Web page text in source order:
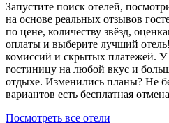
Запустите поиск отелей,
на основе реальных отзывов
по цене, количеству звёзд,
оплаты и выберите лучший
комиссий и скрытых платежей. У
гостиницу на любой вкус и
отдыхе. Изменились планы? Не
вариантов есть бесплатная
Посмотреть все отели